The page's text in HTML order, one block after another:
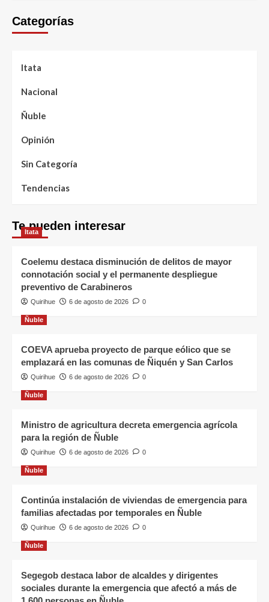
Categorías
Itata
Nacional
Ñuble
Opinión
Sin Categoría
Tendencias
Te pueden interesar
Itata
Coelemu destaca disminución de delitos de mayor
connotación social y el permanente despliegue
preventivo de Carabineros
Quirihue 6 de agosto de 2026 0
Ñuble
COEVA aprueba proyecto de parque eólico que se
emplazará en las comunas de Ñiquén y San Carlos
Quirihue 6 de agosto de 2026 0
Ñuble
Ministro de agricultura decreta emergencia agrícola
para la región de Ñuble
Quirihue 6 de agosto de 2026 0
Ñuble
Continúa instalación de viviendas de emergencia para
familias afectadas por temporales en Ñuble
Quirihue 6 de agosto de 2026 0
Ñuble
Segegob destaca labor de alcaldes y dirigentes
sociales durante la emergencia que afectó a más de